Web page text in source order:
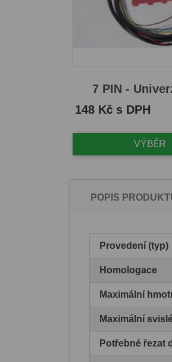
7 PIN -
Cena
148 Kč s DPH
VÝBĚR
POPIS
Provedení (typ)
Homologace
Maximální
Maximální
Potřebné řezat